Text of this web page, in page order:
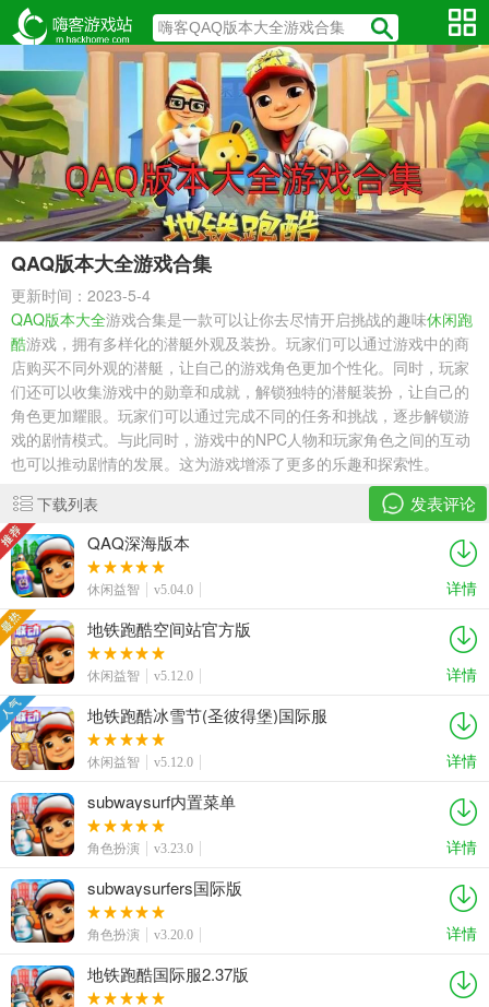
QAQ版本大全游戏合集
更新时间：2023-5-4
QAQ版本大全游戏合集是一款可以让你去尽情开启挑战的趣味休闲跑
酷游戏，拥有多样化的潜艇外观及装扮。玩家们可以通过游戏中的商
店购买不同外观的潜艇，让自己的游戏角色更加个性化。同时，玩家
们还可以收集游戏中的勋章和成就，解锁独特的潜艇装扮，让自己的
角色更加耀眼。玩家们可以通过完成不同的任务和挑战，逐步解锁游
戏的剧情模式。与此同时，游戏中的NPC人物和玩家角色之间的互动
也可以推动剧情的发展。这为游戏增添了更多的乐趣和探索性。
下载列表
发表评论
QAQ深海版本
休闲益智 v5.04.0 详情
地铁跑酷空间站官方版
休闲益智 v5.12.0 详情
地铁跑酷冰雪节(圣彼得堡)国际服
休闲益智 v5.12.0 详情
subwaysurf内置菜单
角色扮演 v3.23.0 详情
subwaysurfers国际版
角色扮演 v3.20.0 详情
地铁跑酷国际服2.37版